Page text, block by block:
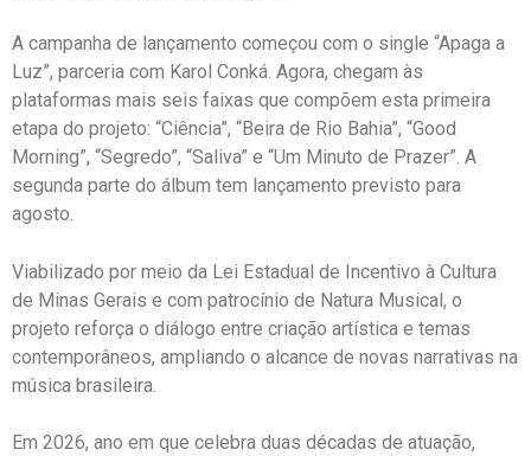
A campanha de lançamento começou com o single “Apaga a
Luz”, parceria com Karol Conká. Agora, chegam às
plataformas mais seis faixas que compõem esta primeira
etapa do projeto: “Ciência”, “Beira de Rio Bahia”, “Good
Morning”, “Segredo”, “Saliva” e “Um Minuto de Prazer”. A
segunda parte do álbum tem lançamento previsto para
agosto.
Viabilizado por meio da Lei Estadual de Incentivo à Cultura
de Minas Gerais e com patrocínio de Natura Musical, o
projeto reforça o diálogo entre criação artística e temas
contemporâneos, ampliando o alcance de novas narrativas na
música brasileira.
Em 2026, ano em que celebra duas décadas de atuação,